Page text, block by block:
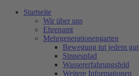
Startseite
Wir über uns
Ehrenamt
Mehrgenerationengarten
Bewegung tut jedem gut
Sinnespfad
Wassererfahrungsfeld
Weitere Informationen